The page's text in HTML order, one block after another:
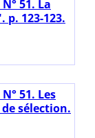
51. La
123-123.
51. Les
sélection.